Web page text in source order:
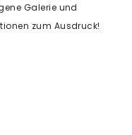
Galerie und
zum Ausdruck!